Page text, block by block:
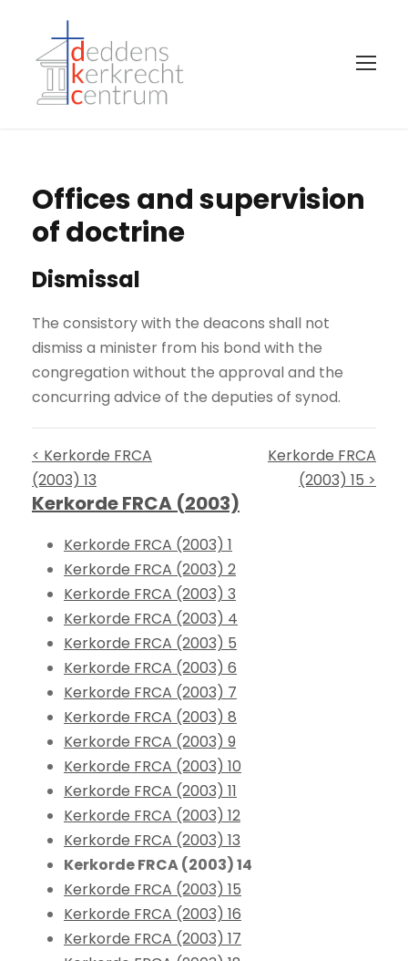
Offices and supervision
of doctrine
Dismissal
The consistory with the deacons shall not
dismiss a minister from his bond with the
congregation without the approval and the
concurring advice of the deputies of synod.
< Kerkorde FRCA
(2003) 13
Kerkorde FRCA
(2003) 15 >
Kerkorde FRCA (2003)
Kerkorde FRCA (2003) 1
Kerkorde FRCA (2003) 2
Kerkorde FRCA (2003) 3
Kerkorde FRCA (2003) 4
Kerkorde FRCA (2003) 5
Kerkorde FRCA (2003) 6
Kerkorde FRCA (2003) 7
Kerkorde FRCA (2003) 8
Kerkorde FRCA (2003) 9
Kerkorde FRCA (2003) 10
Kerkorde FRCA (2003) 11
Kerkorde FRCA (2003) 12
Kerkorde FRCA (2003) 13
Kerkorde FRCA (2003) 14
Kerkorde FRCA (2003) 15
Kerkorde FRCA (2003) 16
Kerkorde FRCA (2003) 17